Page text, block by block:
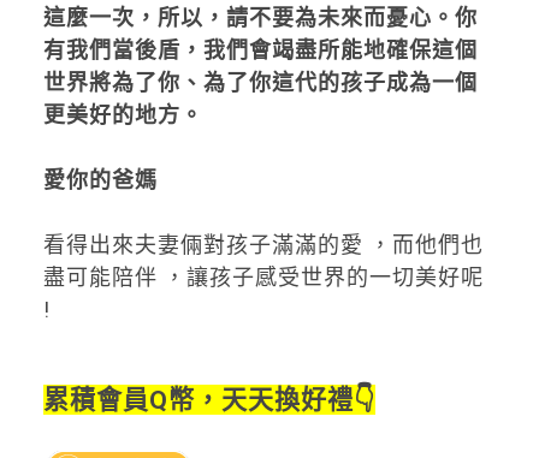
這麼一次，所以，請不要為未來而憂心。你
有我們當後盾，我們會竭盡所能地確保這個
世界將為了你、為了你這代的孩子成為一個
更美好的地方。
愛你的爸媽
看得出來夫妻倆對孩子滿滿的愛 ，而他們也
盡可能陪伴 ，讓孩子感受世界的一切美好呢
!
累積會員Q幣，天天換好禮👇